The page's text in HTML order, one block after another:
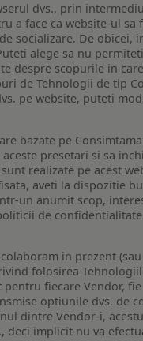
dvs., prin
a face ca website-ul
socializare. De
alege sa nu
scopurile in
de Tehnologii de tip
pe website, puteti
pe
presetari si sa
realizate pe acest
aveti la dispozitie
un anumit scop,
de
in prezent
folosirea
fiecare Vendor,
optiunile dvs. de
dintre Vendor-i,
implicit nu va